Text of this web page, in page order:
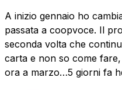
A inizio gennaio ho
passata a coopvoce. Il
seconda volta che
carta e non so come
ora a marzo…5 giorni fa